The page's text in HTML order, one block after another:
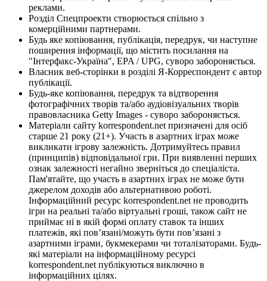
реклами.
Розділ Спецпроекти створюється спільно з
комерційними партнерами.
Будь яке копіювання, публікація, передрук, чи наступне
поширення інформації, що містить посилання на
"Інтерфакс-Україна", EPA / UPG, суворо забороняється.
Власник веб-сторінки в розділі Я-Корреспондент є автор
публікації.
Будь-яке копіювання, передрук та відтворення
фотографічних творів та/або аудіовізуальних творів
правовласника Getty Images - суворо забороняється.
Матеріали сайту korrespondent.net призначені для осіб
старше 21 року (21+). Участь в азартних іграх може
викликати ігрову залежність. Дотримуйтесь правил
(принципів) відповідальної гри. При виявленні перших
ознак залежності негайно зверніться до спеціаліста.
Пам'ятайте, що участь в азартних іграх не може бути
джерелом доходів або альтернативою роботі.
Інформаційний ресурс korrespondent.net не проводить
ігри на реальні та/або віртуальні гроші, також сайт не
приймає ні в якій формі оплату ставок та інших
платежів, які пов’язані/можуть бути пов’язані з
азартними іграми, букмекерами чи тоталізаторами. Будь-
які матеріали на інформаційному ресурсі
korrespondent.net публікуються виключно в
інформаційних цілях.